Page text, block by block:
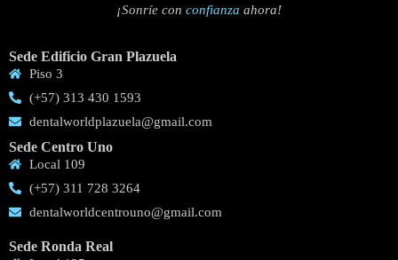
¡Sonríe con confianza ahora!
Sede Edificio Gran Plazuela
Piso 3
(+57) 313 430 1593
dentalworldplazuela@gmail.com
Sede Centro Uno
Local 109
(+57) 311 728 3264
dentalworldcentrouno@gmail.com
Sede Ronda Real